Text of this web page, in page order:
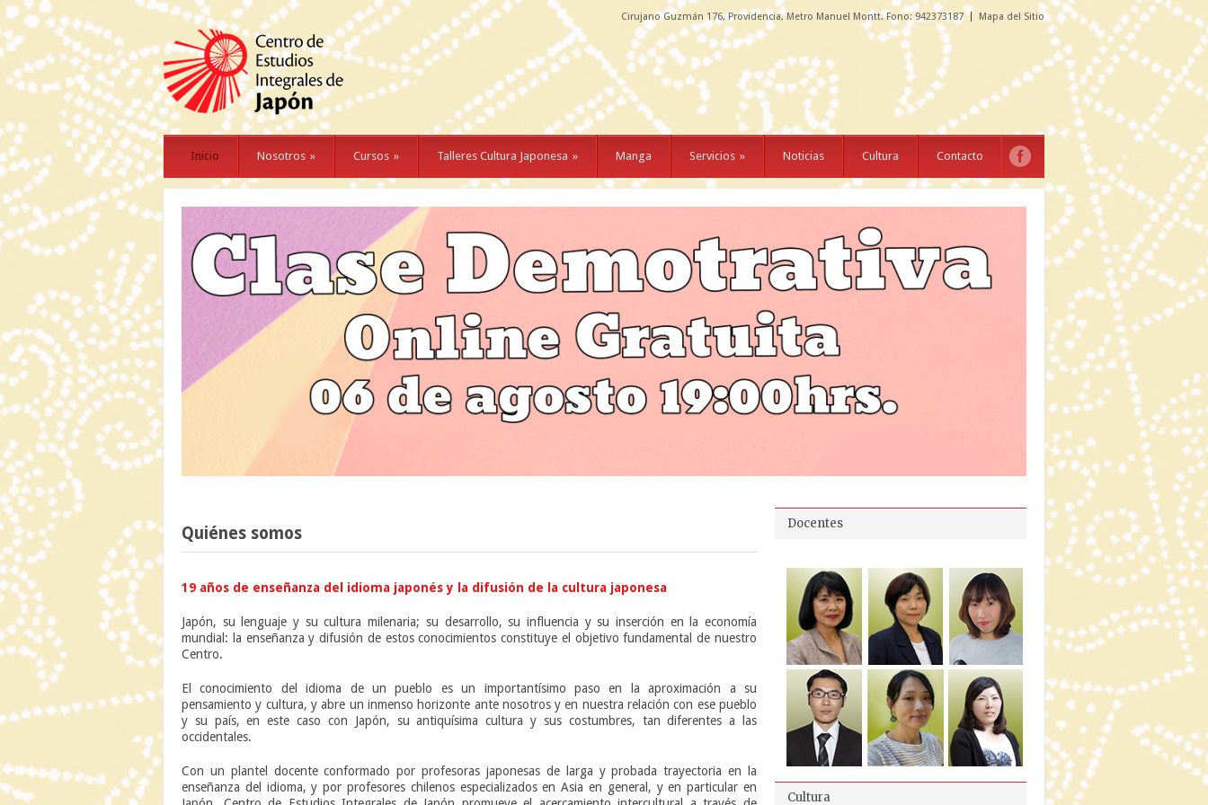
Cirujano Guzmán 176, Providencia, Metro Manuel Montt. Fono: 942373187 Mapa del Sitio
Inicio Nosotros » Cursos » Talleres Cultura Japonesa » Manga Servicios » Noticias Cultura Contacto
Quiénes somos
19 años de enseñanza del idioma japonés y la difusión de la cultura japonesa
Japón, su lenguaje y su cultura milenaria; su desarrollo, su influencia y su inserción en la economía
mundial: la enseñanza y difusión de estos conocimientos constituye el objetivo fundamental de nuestro
Centro.
El conocimiento del idioma de un pueblo es un importantísimo paso en la aproximación a su
pensamiento y cultura, y abre un inmenso horizonte ante nosotros y en nuestra relación con ese pueblo
y su país, en este caso con Japón, su antiquísima cultura y sus costumbres, tan diferentes a las
occidentales.
Con un plantel docente conformado por profesoras japonesas de larga y probada trayectoria en la
enseñanza del idioma, y por profesores chilenos especializados en Asia en general, y en particular en
Docentes
Cultura